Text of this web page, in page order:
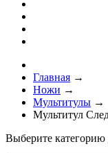
Главная →
Ножи →
Мультитулы →
Мультитул
Выберите категорию